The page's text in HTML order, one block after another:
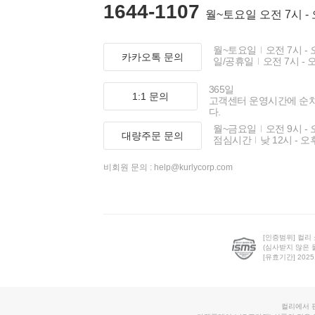
1644-1107 월~토요일 오전 7시 -
카카오톡 문의
월~토요일
오전 7시 -
일/공휴일
오전 7시 -
1:1 문의
365일
고객센터 운영시간에 순
다.
대량주문 문의
월~금요일
오전 9시 -
점심시간
낮 12시 - 오
비회원 문의 : help@kurlycorp.com
[인증범위] 컬리
(심사받지 않은
[유효기간]
컬리에서